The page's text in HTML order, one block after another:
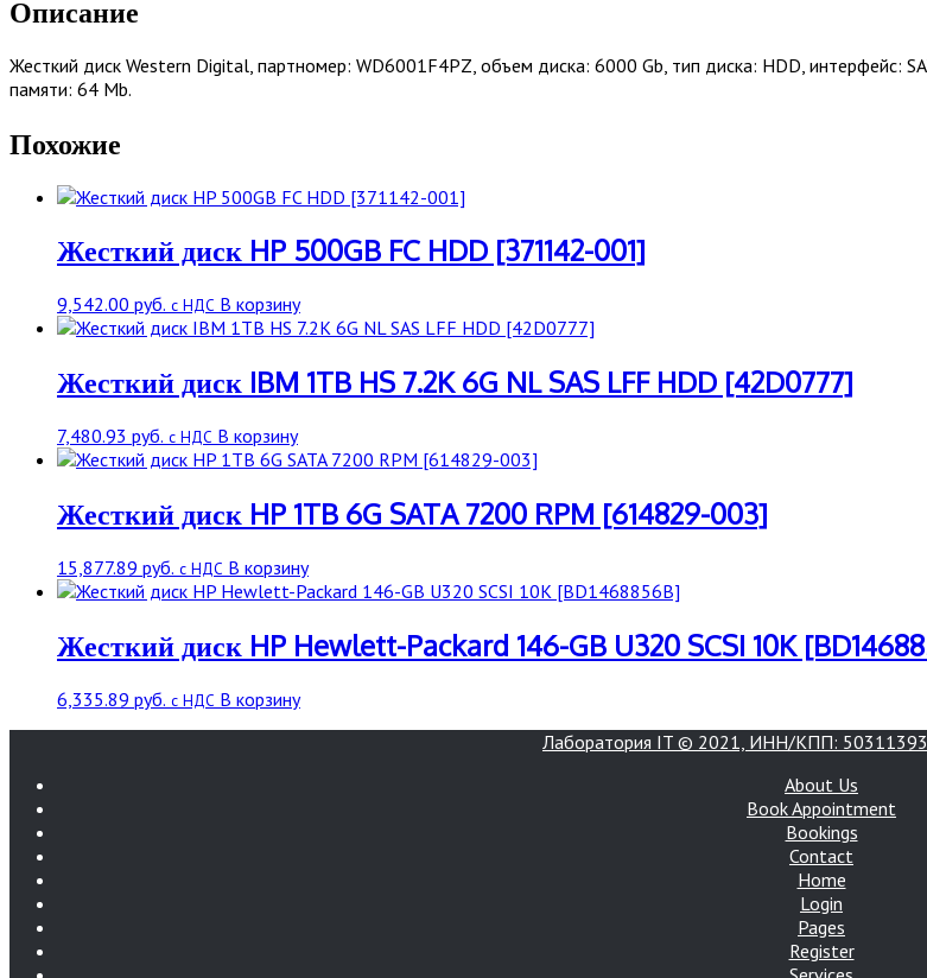
WD6001F4PZ
6000
Gb
HDD
SATAIII
Описание
Жесткий диск Western Digital, партномер: WD6001F4PZ, объем диска: 6000 Gb, тип диска: HDD, интерфейс:
памяти: 64 Mb.
Похожие
Жесткий диск HP 500GB FC HDD [371142-001]
9,542.00 руб. с НДС В корзину
Жесткий диск IBM 1TB HS 7.2K 6G NL SAS LFF HDD [42D0777]
7,480.93 руб. с НДС В корзину
Жесткий диск HP 1TB 6G SATA 7200 RPM [614829-003]
15,877.89 руб. с НДС В корзину
Жесткий диск HP Hewlett-Packard 146-GB U320 SCSI 10K
6,335.89 руб. с НДС В корзину
Лаборатория IT © 2021, ИНН/КПП:
About Us
Book Appointment
Bookings
Contact
Home
Login
Pages
Register